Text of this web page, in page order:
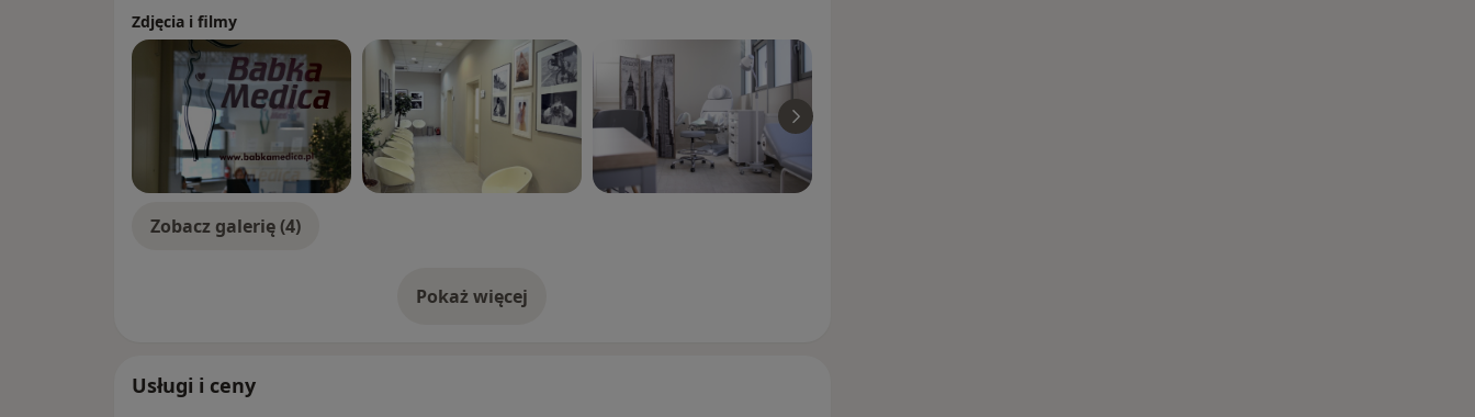
Zdjęcia i filmy
Zobacz galerię (4)
Pokaż więcejo doświadczeniu
Usługi i ceny